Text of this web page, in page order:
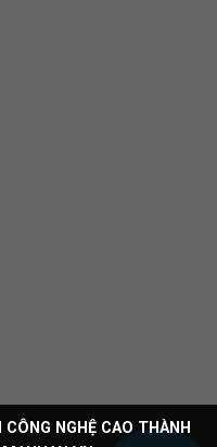
NGHỆ CAO THÀNH